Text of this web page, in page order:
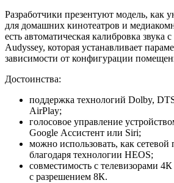
Разработчики презентуют модель, как
для домашних кинотеатров и
есть автоматическая калибровка
Audyssey, которая устанавливает
зависимости от конфигурации
Достоинства:
поддержка технологий Dolby,
AirPlay;
голосовое управление
Google Ассистент или Siri;
можно использовать, как сетевой
благодаря технологии HEOS;
совместимость с телевизорами
с разрешением 8К.